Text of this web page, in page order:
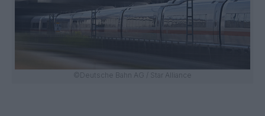
©Deutsche Bahn AG / Star Alliance